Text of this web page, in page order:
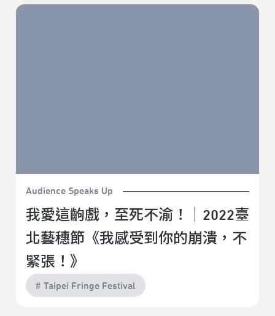
我愛這齣戲，至死不渝！｜2022臺北藝穗節《我感受到
Audience Speaks Up
我愛這齣戲，至死不渝！｜2022臺
北藝穗節《我感受到你的崩潰，不
緊張！》
# Taipei Fringe Festival